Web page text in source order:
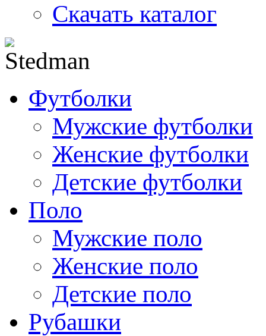
Скачать каталог
Футболки
Мужские футболки
Женские футболки
Детские футболки
Поло
Мужские поло
Женские поло
Детские поло
Рубашки